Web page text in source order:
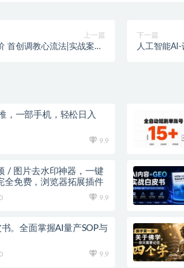
上一篇
首创调教心流法|实战案例|
下一篇
人工智能
，一部手机，轻松日入
9.9
/ 图片去水印神器，一键
全免费，浏览器拓展插件
9.9
。全面掌握AI量产SOP与
9.9